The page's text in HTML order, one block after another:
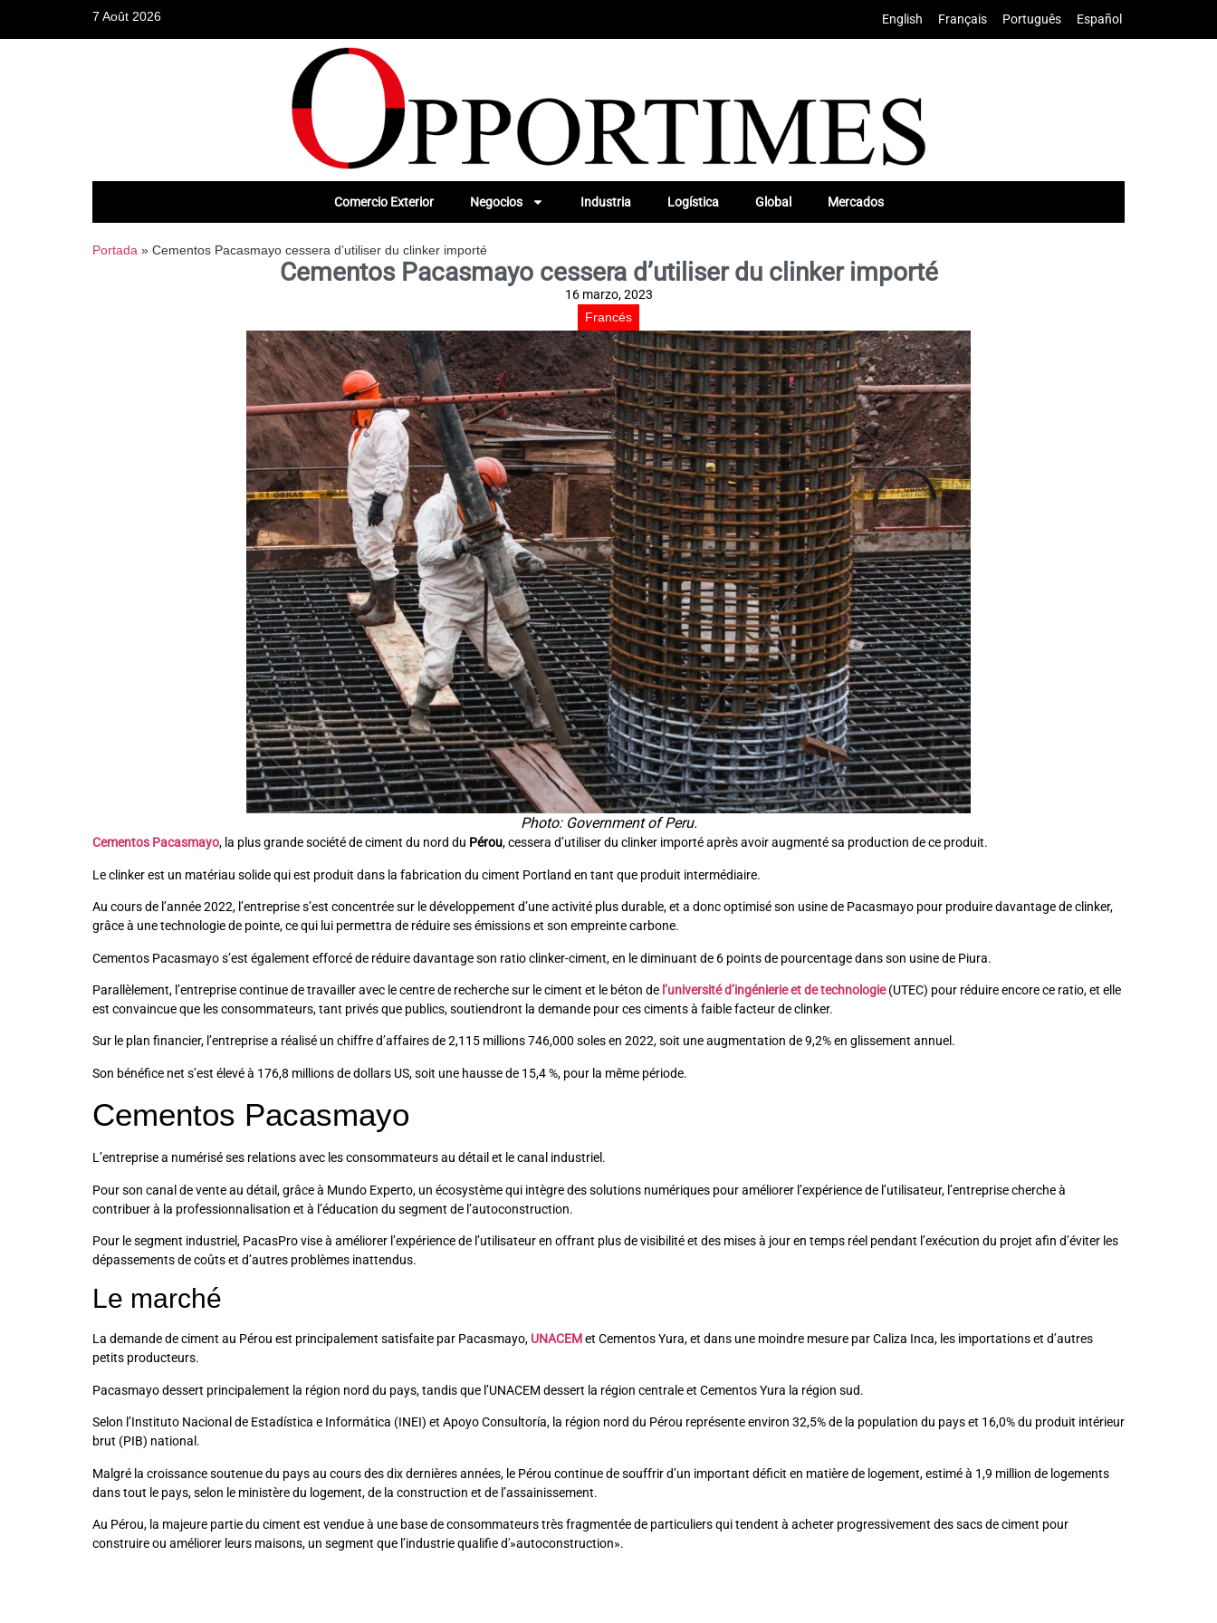
7 Août 2026 English Français Português Español
Comercio Exterior Negocios Industria Logística Global Mercados
Portada » Cementos Pacasmayo cessera d’utiliser du clinker importé
Cementos Pacasmayo cessera d’utiliser du clinker importé
16 marzo, 2023
Francés
Photo: Government of Peru.
Cementos Pacasmayo, la plus grande société de ciment du nord du Pérou, cessera d’utiliser du clinker importé après avoir augmenté sa production de ce produit.
Le clinker est un matériau solide qui est produit dans la fabrication du ciment Portland en tant que produit intermédiaire.
Au cours de l’année 2022, l’entreprise s’est concentrée sur le développement d’une activité plus durable, et a donc optimisé son usine de Pacasmayo pour produire davantage de clinker,
grâce à une technologie de pointe, ce qui lui permettra de réduire ses émissions et son empreinte carbone.
Cementos Pacasmayo s’est également efforcé de réduire davantage son ratio clinker-ciment, en le diminuant de 6 points de pourcentage dans son usine de Piura.
Parallèlement, l’entreprise continue de travailler avec le centre de recherche sur le ciment et le béton de l’université d’ingénierie et de technologie(UTEC) pour réduire encore ce ratio, et elle
est convaincue que les consommateurs, tant privés que publics, soutiendront la demande pour ces ciments à faible facteur de clinker.
Sur le plan financier, l’entreprise a réalisé un chiffre d’affaires de 2,115 millions 746,000 soles en 2022, soit une augmentation de 9,2% en glissement annuel.
Son bénéfice net s’est élevé à 176,8 millions de dollars US, soit une hausse de 15,4 %, pour la même période.
Cementos Pacasmayo
L’entreprise a numérisé ses relations avec les consommateurs au détail et le canal industriel.
Pour son canal de vente au détail, grâce à Mundo Experto, un écosystème qui intègre des solutions numériques pour améliorer l’expérience de l’utilisateur, l’entreprise cherche à
contribuer à la professionnalisation et à l’éducation du segment de l’autoconstruction.
Pour le segment industriel, PacasPro vise à améliorer l’expérience de l’utilisateur en offrant plus de visibilité et des mises à jour en temps réel pendant l’exécution du projet afin d’éviter les
dépassements de coûts et d’autres problèmes inattendus.
Le marché
La demande de ciment au Pérou est principalement satisfaite par Pacasmayo, UNACEMet Cementos Yura, et dans une moindre mesure par Caliza Inca, les importations et d’autres
petits producteurs.
Pacasmayo dessert principalement la région nord du pays, tandis que l’UNACEM dessert la région centrale et Cementos Yura la région sud.
Selon l’Instituto Nacional de Estadística e Informática (INEI) et Apoyo Consultoría, la région nord du Pérou représente environ 32,5% de la population du pays et 16,0% du produit intérieur
brut (PIB) national.
Malgré la croissance soutenue du pays au cours des dix dernières années, le Pérou continue de souffrir d’un important déficit en matière de logement, estimé à 1,9 million de logements
dans tout le pays, selon le ministère du logement, de la construction et de l’assainissement.
Au Pérou, la majeure partie du ciment est vendue à une base de consommateurs très fragmentée de particuliers qui tendent à acheter progressivement des sacs de ciment pour
construire ou améliorer leurs maisons, un segment que l’industrie qualifie d'»autoconstruction».